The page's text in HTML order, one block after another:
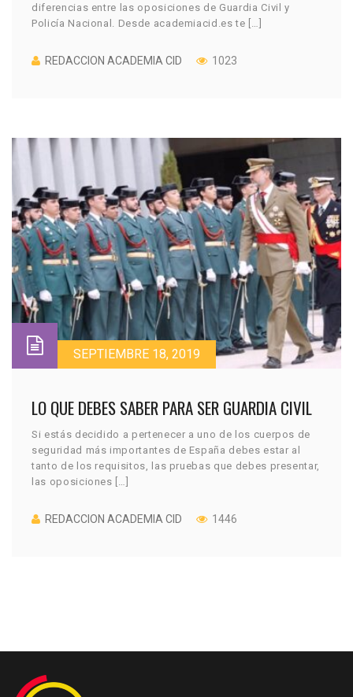
diferencias entre las oposiciones de Guardia Civil y
Policía Nacional. Desde academiacid.es te […]
REDACCION ACADEMIA CID 1023
SEPTIEMBRE 18, 2019
LO QUE DEBES SABER PARA SER GUARDIA CIVIL
Si estás decidido a pertenecer a uno de los cuerpos de
seguridad más importantes de España debes estar al
tanto de los requisitos, las pruebas que debes presentar,
las oposiciones […]
REDACCION ACADEMIA CID 1446